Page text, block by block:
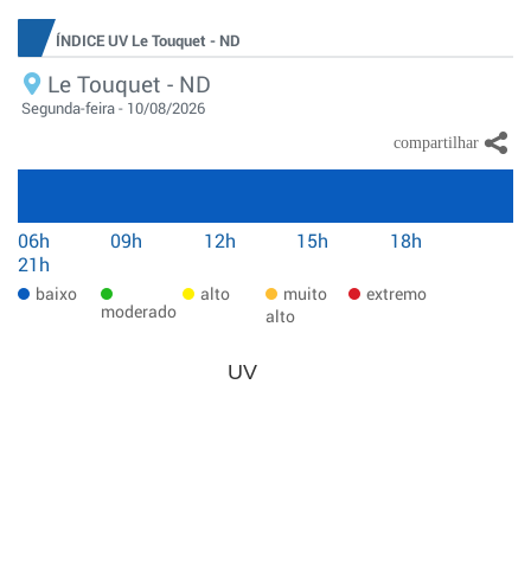
ÍNDICE UV Le Touquet - ND
Le Touquet - ND
Segunda-feira - 10/08/2026
06h 09h 12h 15h
18h
21h
baixo
moderado
alto
muito
alto
extremo
UV